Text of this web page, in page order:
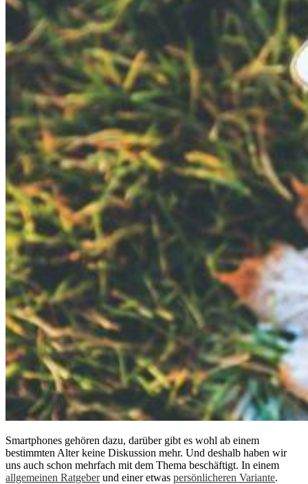
Smartphones gehören dazu, darüber gibt es wohl ab einem
bestimmten Alter keine Diskussion mehr. Und deshalb haben wir
uns auch schon mehrfach mit dem Thema beschäftigt. In einem
allgemeinen Ratgeberund einer etwas persönlicheren Variante.